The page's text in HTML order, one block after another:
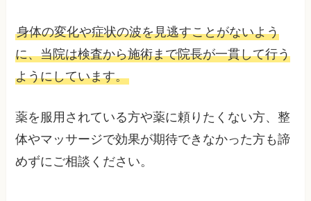
身体の変化や症状の波を見逃すことがないよう
に、当院は検査から施術まで院長が一貫して行う
ようにしています。
薬を服用されている方や薬に頼りたくない方、整
体やマッサージで効果が期待できなかった方も諦
めずにご相談ください。